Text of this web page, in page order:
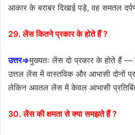
आकार के बराबर दिखाई पड़े, वह समतल
29. लेंस कितने प्रकार के होते हैं ?
उत्तर⇒मुख्यतः लेंस दो प्रकार के होते हैं —
उत्तल लेंस में वास्तविक और आभासी दोनों
लेकिन अवतल लेंस में केवल आभासी
30. लेंस की क्षमता से क्या समझते हैं ?